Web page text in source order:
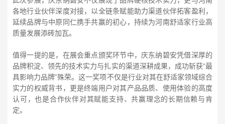
各地行业伙伴深度对接，以全链条赋能助力渠道伙伴拓客盈利，
延续品牌与中原同仁携手共赢的初心，持续为河南舒适家行业高
质量发展添砖加瓦。
值得一提的是，在展会重点颁奖环节中，庆东纳碧安凭借深厚的
品牌积淀、领先的技术实力与扎实的渠道深耕成果，成功斩获“最
具影响力品牌”殊荣。这一奖项不仅是行业对其在舒适家领域综合
实力的权威背书，更是终端用户对其产品品质、使用体验的高度
认可，也是合作伙伴对其赋能支持、共赢理念的长期信赖与肯
定。